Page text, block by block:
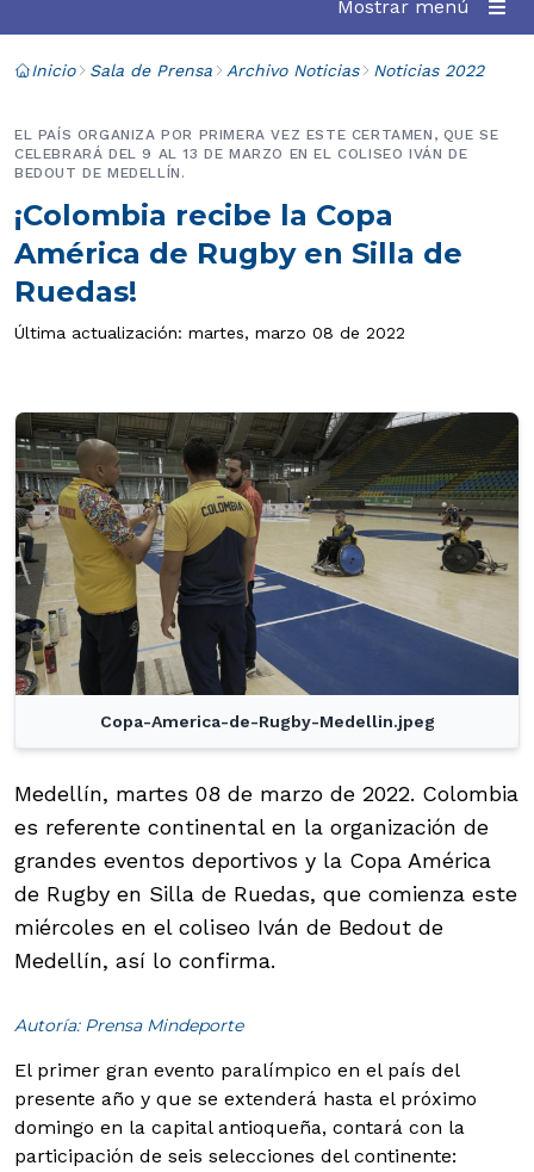
Mostrar menú
Inicio Sala de Prensa Archivo Noticias Noticias 2022
¡Colombia recibe la Copa
América de Rugby en Silla de
Ruedas!
EL PAÍS ORGANIZA POR PRIMERA VEZ ESTE CERTAMEN, QUE SE
CELEBRARÁ DEL 9 AL 13 DE MARZO EN EL COLISEO IVÁN DE
BEDOUT DE MEDELLÍN.
Última actualización: martes, marzo 08 de 2022
Copa-America-de-Rugby-Medellin.jpeg
Medellín, martes 08 de marzo de 2022. Colombia
es referente continental en la organización de
grandes eventos deportivos y la Copa América
de Rugby en Silla de Ruedas, que comienza este
miércoles en el coliseo Iván de Bedout de
Medellín, así lo confirma.
Autoría: Prensa Mindeporte
El primer gran evento paralímpico en el país del
presente año y que se extenderá hasta el próximo
domingo en la capital antioqueña, contará con la
participación de seis selecciones del continente: